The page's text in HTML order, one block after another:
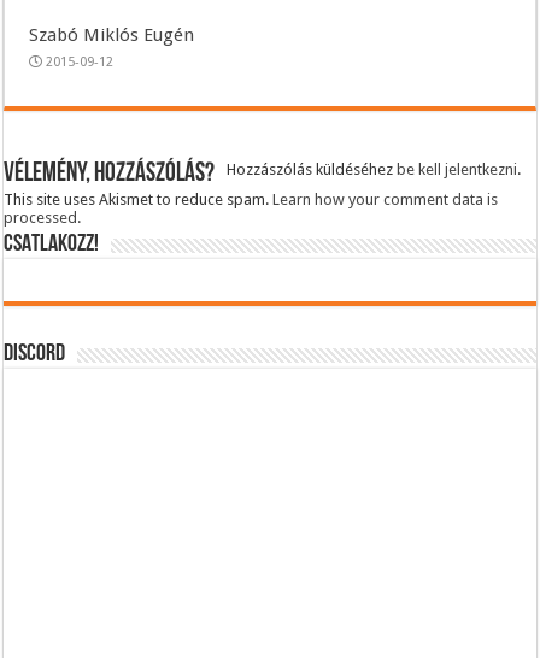
Szabó Miklós Eugén
2015-09-12
Vélemény, hozzászólás? Hozzászólás küldéséhez be kell jelentkezni.
This site uses Akismet to reduce spam.Learn how your comment data is
processed.
CSATLAKOZZ!
DISCORD